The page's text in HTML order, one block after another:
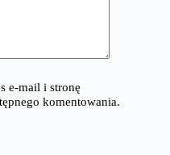
e-mail i stronę
komentowania.